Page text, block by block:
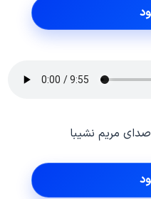
مریم نشیبا